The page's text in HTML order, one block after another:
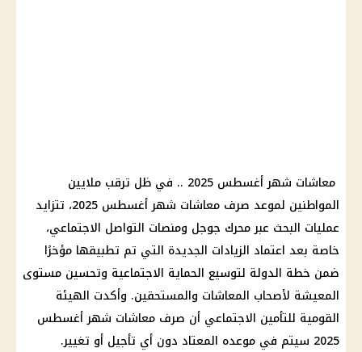
معاشات شهر أغسطس 2025 .. في ظل ترقب ملايين
المواطنين لموعد صرف معاشات شهر أغسطس 2025، تتزايد
عمليات البحث عبر محرك جوجل ومنصات التواصل الاجتماعي،
خاصة بعد اعتماد الزيادات الجديدة التي تم تطبيقها مؤخرًا
ضمن خطة الدولة لتوسيع الحماية الاجتماعية وتحسين مستوى
المعيشة لأصحاب المعاشات والمستحقين. وأكدت الهيئة
القومية للتأمين الاجتماعي أن صرف معاشات شهر أغسطس
2025 سيتم في موعده المعتاد دون أي تأجيل أو تغيير.